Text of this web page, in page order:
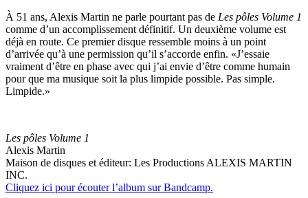
À 51 ans, Alexis Martin ne parle pourtant pas de Les pôles Volume 1
comme d’un accomplissement définitif. Un deuxième volume est
déjà en route. Ce premier disque ressemble moins à un point
d’arrivée qu’à une permission qu’il s’accorde enfin. «J’essaie
vraiment d’être en phase avec qui j’ai envie d’être comme humain
pour que ma musique soit la plus limpide possible. Pas simple.
Limpide.»
Les pôles Volume 1
Alexis Martin
Maison de disques et éditeur: Les Productions ALEXIS MARTIN
INC.
Cliquez ici pour écouter l’album sur Bandcamp.